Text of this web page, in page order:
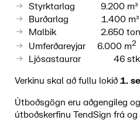
Styrktarlag 9.200 m³
Burðarlag 1.400 m³
Malbik 2.650
Umferðareyjar 6.000 m2
Ljósastaurar 46 stk
Verkinu skal að fullu lokið 1.
Útboðsgögn eru aðgengileg
útboðskerfinu TendSign frá